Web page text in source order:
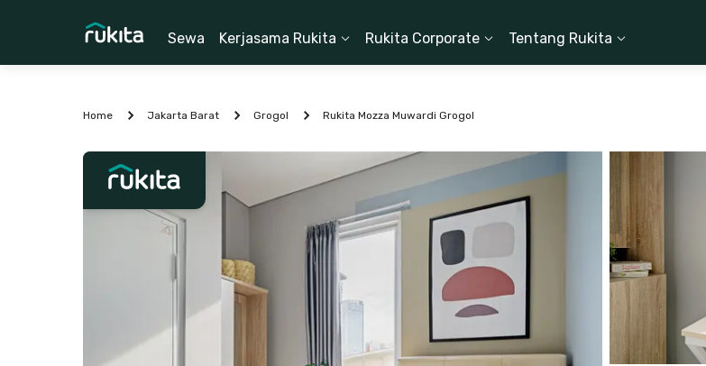
Sewa Kerjasama Rukita Rukita Corporate Tentang Rukita
Home Jakarta Barat Grogol Rukita Mozza Muwardi Grogol